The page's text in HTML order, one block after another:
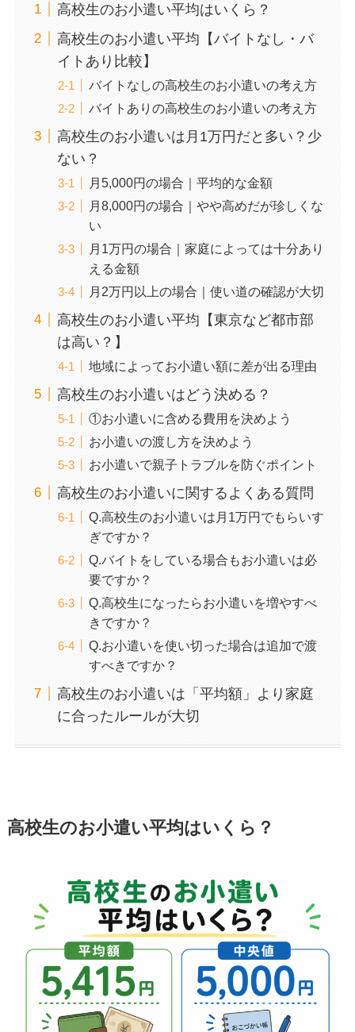
高校生のお小遣い平均はいくら？
高校生のお小遣い平均【バイトなし・バ
イトあり比較】
バイトなしの高校生のお小遣いの考え方
バイトありの高校生のお小遣いの考え方
高校生のお小遣いは月1万円だと多い？少
ない？
月5,000円の場合｜平均的な金額
月8,000円の場合｜やや高めだが珍しくな
い
月1万円の場合｜家庭によっては十分あり
える金額
月2万円以上の場合｜使い道の確認が大切
高校生のお小遣い平均【東京など都市部
は高い？】
地域によってお小遣い額に差が出る理由
高校生のお小遣いはどう決める？
①お小遣いに含める費用を決めよう
お小遣いの渡し方を決めよう
お小遣いで親子トラブルを防ぐポイント
高校生のお小遣いに関するよくある質問
Q.高校生のお小遣いは月1万円でもらいす
ぎですか？
Q.バイトをしている場合もお小遣いは必
要ですか？
Q.高校生になったらお小遣いを増やすべ
きですか？
Q.お小遣いを使い切った場合は追加で渡
すべきですか？
高校生のお小遣いは「平均額」より家庭
に合ったルールが大切
高校生のお小遣い平均はいくら？